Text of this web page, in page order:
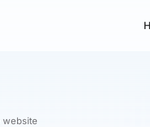
website